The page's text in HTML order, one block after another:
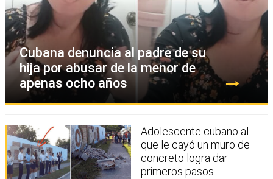
Cubana denuncia al padre de su
hija por abusar de la menor de
apenas ocho años
Adolescente cubano al
que le cayó un muro de
concreto logra dar
primeros pasos